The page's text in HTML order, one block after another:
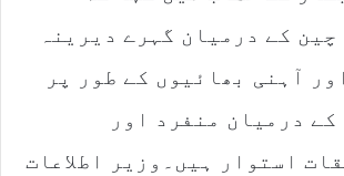
چین کے درمیان گہرے دیرینہ
آہنی بھائیوں کے طور پر
درمیان منفرد اور
استوار ہیں۔وزیر اطلاعات